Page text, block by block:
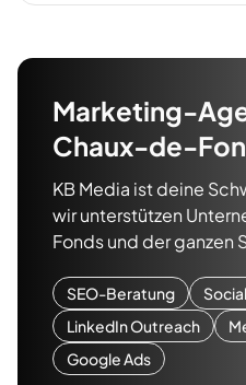
Marketing-
Chaux-de-
KB Media ist deine
wir unterstützen
Fondsund der ganzen
SEO-Beratung
LinkedIn Outreach
Google Ads